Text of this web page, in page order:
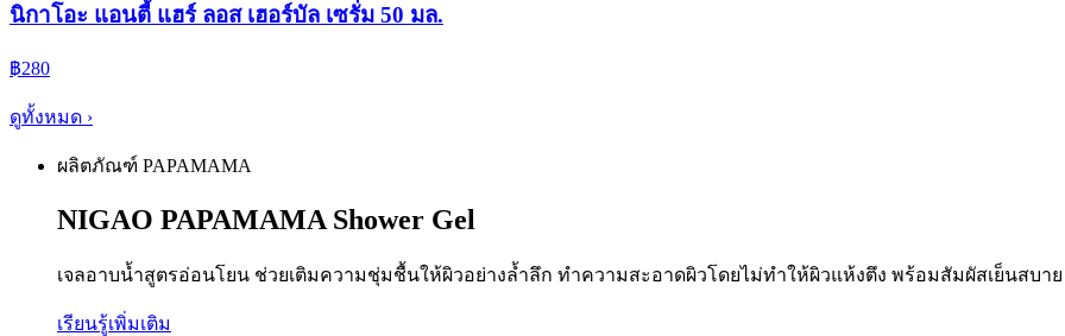
นิกาโอะ แอนตี้ แฮร์ ลอส เฮอร์บัล เซรั่ม 50 มล.
฿280
ดูทั้งหมด ›
ผลิตภัณฑ์ PAPAMAMA
NIGAO PAPAMAMA Shower Gel
เจลอาบน้ำสูตรอ่อนโยน ช่วยเติมความชุ่มชื้นให้ผิวอย่างล้ำลึก ทำความสะอาดผิวโดยไม่ทำให้ผิวแห้งตึง พร้อมสัมผัสเย็นสบาย
เรียนรู้เพิ่มเติม